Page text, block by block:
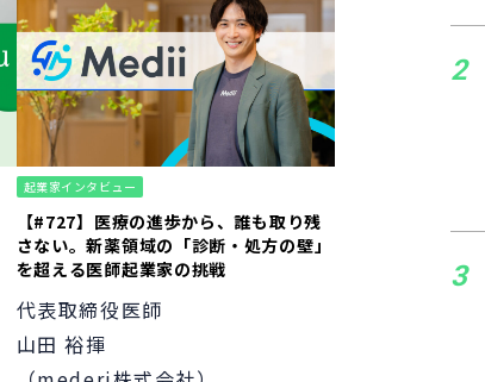
起業家インタビュー
【#727】医療の進歩から、誰も取り残
さない。新薬領域の「診断・処方の壁」
を超える医師起業家の挑戦
代表取締役医師
山田 裕揮